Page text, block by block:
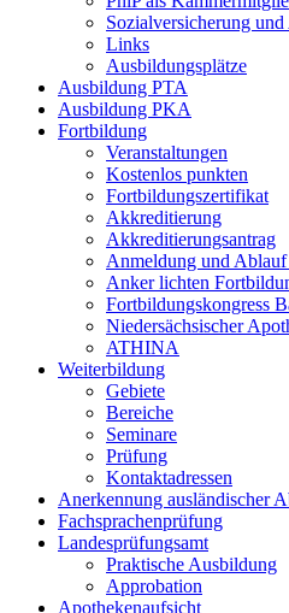
Sozialversicherung
Links
Ausbildungsplätze
Ausbildung PTA
Ausbildung PKA
Fortbildung
Veranstaltungen
Kostenlos punkten
Fortbildungszertifikat
Akkreditierung
Akkreditierungsantrag
Anmeldung und
Anker lichten
Fortbildungskongress
Niedersächsischer
ATHINA
Weiterbildung
Gebiete
Bereiche
Seminare
Prüfung
Kontaktadressen
Anerkennung ausländischer
Fachsprachenprüfung
Landesprüfungsamt
Praktische Ausbildung
Approbation
Apothekenaufsicht